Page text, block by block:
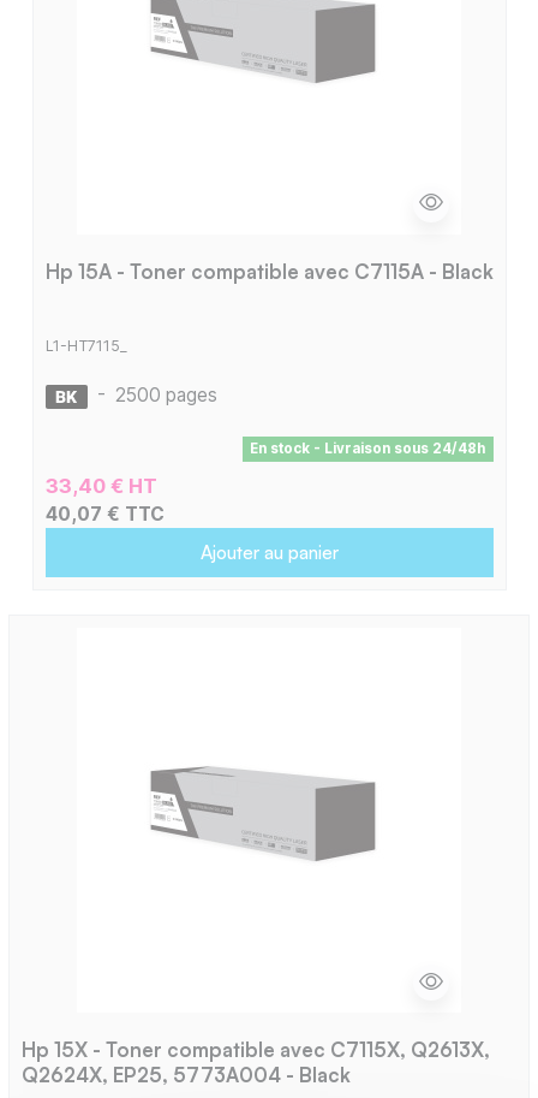
Hp 15A - Toner compatible avec C7115A - Black
L1-HT7115_
- 2500 pages
En stock - Livraison sous 24/48h
33,40 € HT
40,07 € TTC
Ajouter au panier
Hp 15X - Toner compatible avec C7115X, Q2613X,
Q2624X, EP25, 5773A004 - Black